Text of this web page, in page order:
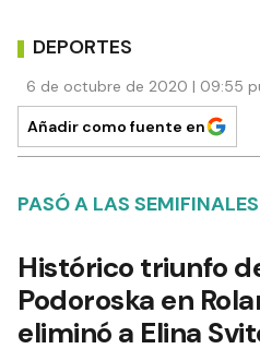
DEPORTES
6 de octubre de 2020 | 09:55
Añadir como fuente en
PASÓ A LAS SEMIFINALES
Histórico triunfo
Podoroska en
eliminó a Elina